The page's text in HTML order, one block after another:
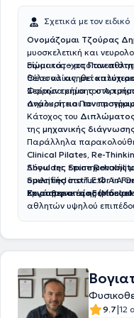
Σχετικά με τον ειδικό
Ονομάζομαι Τζούρας
μυοσκελετική και
σώματος – από τον
θέλει να κινηθεί
Είμαι κάτοχος
Θεσσαλίας,
Σερρών τμήμα του
ανάλυση και τον
Φοίτησα επίσης στο
Δημοκρίτειο
Κάτοχος του
της μηχανικής
Παράλληλα
Clinical Pilates, Re-
Shoulder, Spine
Specified instructor in
επιστημονικές ημερίδες
Λόγω της επιστημονικής
ομιλητήςστο Τ.Ε.Φ.Α.Α
Χειροθεραπείας
Εργάστηκα στοFormula
αθλητών υψηλού
9.7|12